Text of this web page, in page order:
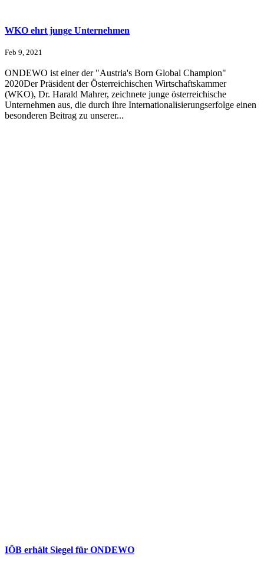
WKO ehrt junge Unternehmen
Feb 9, 2021
ONDEWO ist einer der "Austria's Born Global Champion"
2020Der Präsident der Österreichischen Wirtschaftskammer
(WKO), Dr. Harald Mahrer, zeichnete junge österreichische
Unternehmen aus, die durch ihre Internationalisierungserfolge einen
besonderen Beitrag zu unserer...
IÖB erhält Siegel für ONDEWO